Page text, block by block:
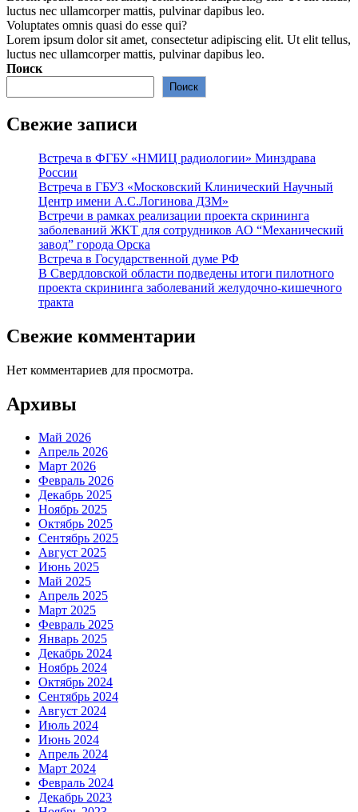
luctus nec ullamcorper mattis, pulvinar dapibus leo.
Voluptates omnis quasi do esse qui?
Lorem ipsum dolor sit amet, consectetur adipiscing elit. Ut elit tellus,
luctus nec ullamcorper mattis, pulvinar dapibus leo.
Поиск
Поиск
Свежие записи
Встреча в ФГБУ «НМИЦ радиологии» Минздрава
России
Встреча в ГБУЗ «Московский Клинический Научный
Центр имени А.С.Логинова ДЗМ»
Встречи в рамках реализации проекта скрининга
заболеваний ЖКТ для сотрудников АО “Механический
завод” города Орска
Встреча в Государственной думе РФ
В Свердловской области подведены итоги пилотного
проекта скрининга заболеваний желудочно-кишечного
тракта
Свежие комментарии
Нет комментариев для просмотра.
Архивы
Май 2026
Апрель 2026
Март 2026
Февраль 2026
Декабрь 2025
Ноябрь 2025
Октябрь 2025
Сентябрь 2025
Август 2025
Июнь 2025
Май 2025
Апрель 2025
Март 2025
Февраль 2025
Январь 2025
Декабрь 2024
Ноябрь 2024
Октябрь 2024
Сентябрь 2024
Август 2024
Июль 2024
Июнь 2024
Апрель 2024
Март 2024
Февраль 2024
Декабрь 2023